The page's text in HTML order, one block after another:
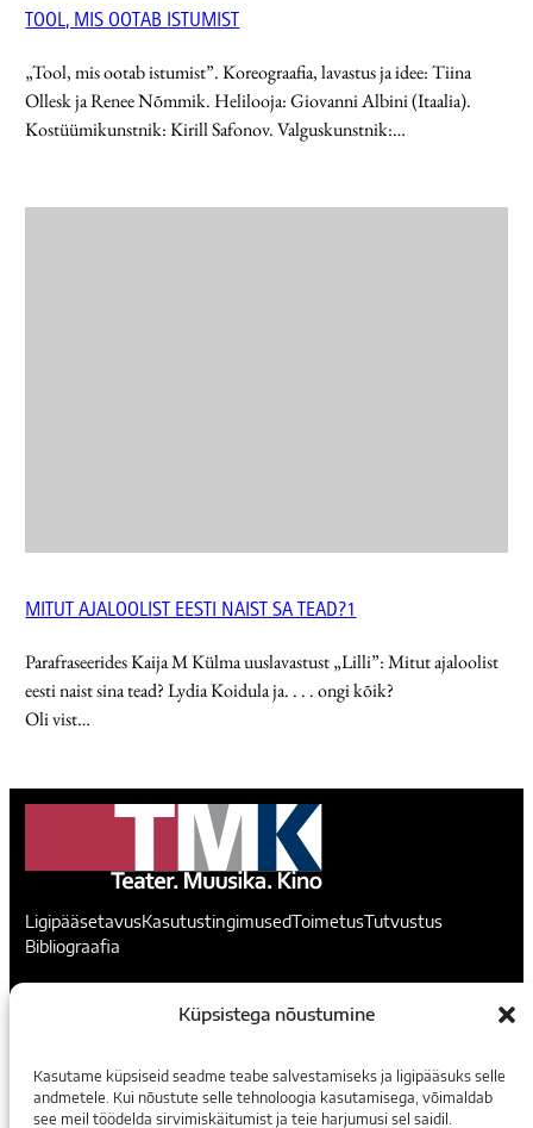
Küpsistega nõustumine
Kasutame küpsiseid seadme teabe salvestamiseks ja ligipääsuks selle
andmetele. Kui nõustute selle tehnoloogia kasutamisega, võimaldab
see meil töödelda sirvimiskäitumist ja teie harjumusi sel saidil.
TOOL, MIS OOTAB ISTUMIST
„Tool, mis ootab istumist”. Koreograafia, lavastus ja idee: Tiina
Ollesk ja Renee Nõmmik. Helilooja: Giovanni Albini (Itaalia).
Kostüümikunstnik: Kirill Safonov. Valguskunstnik:…
MITUT AJALOOLIST EESTI NAIST SA TEAD?1
Parafraseerides Kaija M Külma uuslavastust „Lilli”: Mitut ajaloolist
eesti naist sina tead? Lydia Koidula ja. . . .ongi kõik?
Oli vist…
LigipääsetavusKasutustingimusedToimetusTutvustus
Bibliograafia
Teater. Muusika. Kino
madis@temuki.ee